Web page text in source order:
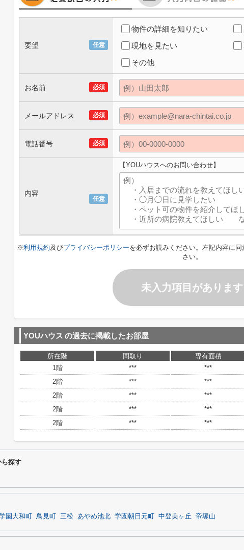
任意
要望
物件の詳細を知りたい
現地を見たい
その他
必須
お名前
必須
メールアドレス
必須
電話番号
任意
内容
【YOUハウスへのお問い合わせ】
※利用規約及びプライバシーポリシーを必ずお読みください。左記内容に
さい。
未入力項目があります
YOUハウス の過去に掲載したお部屋
所在階 間取り 専有面積
1階
*** ***
2階
*** ***
2階
*** ***
2階
*** ***
2階
*** ***
ら探す
園大和町 鳥見町 三松 あやめ池北 学園朝日元町 中登美ヶ丘 帝塚山